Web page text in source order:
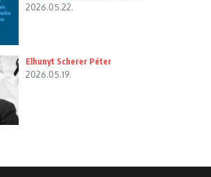
2026.05.22.
Elhunyt Scherer Péter
2026.05.19.